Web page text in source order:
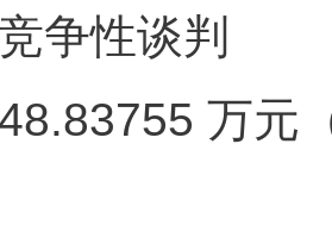
争性谈判
万元